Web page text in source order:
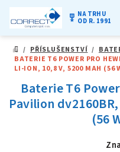
obsah
military_tech NA TRHU
OD R. 1991
DOMŮ
/ PŘÍSLUŠENSTVÍ /
BATERIE T6 POWER PRO
LI-ION, 10,8 V, 5200 MAH (56
Baterie T6
Pavilion
(56